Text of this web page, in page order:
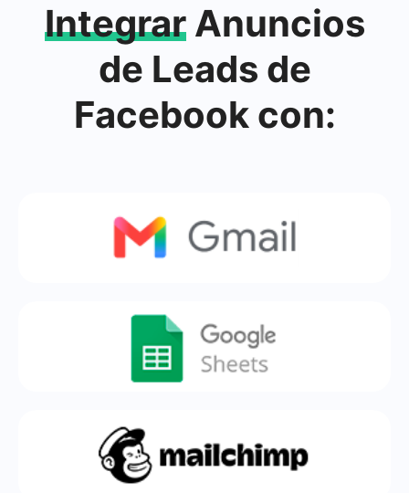
IntegrarAnuncios
de Leads de
Facebook con: